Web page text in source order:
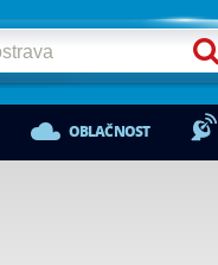
OBLAČNOST